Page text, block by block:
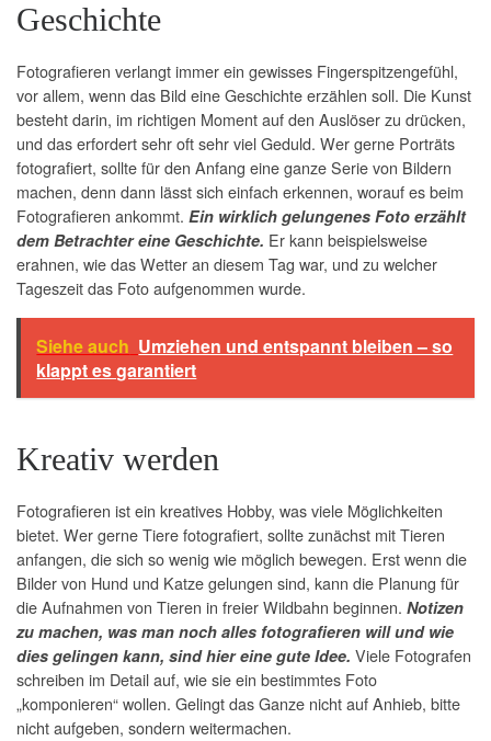
Geschichte
Fotografieren verlangt immer ein gewisses Fingerspitzengefühl,
vor allem, wenn das Bild eine Geschichte erzählen soll. Die Kunst
besteht darin, im richtigen Moment auf den Auslöser zu drücken,
und das erfordert sehr oft sehr viel Geduld. Wer gerne Porträts
fotografiert, sollte für den Anfang eine ganze Serie von Bildern
machen, denn dann lässt sich einfach erkennen, worauf es beim
Fotografieren ankommt. Ein wirklich gelungenes Foto erzählt
dem Betrachter eine Geschichte. Er kann beispielsweise
erahnen, wie das Wetter an diesem Tag war, und zu welcher
Tageszeit das Foto aufgenommen wurde.
Siehe auch Umziehen und entspannt bleiben – so
klappt es garantiert
Kreativ werden
Fotografieren ist ein kreatives Hobby, was viele Möglichkeiten
bietet. Wer gerne Tiere fotografiert, sollte zunächst mit Tieren
anfangen, die sich so wenig wie möglich bewegen. Erst wenn die
Bilder von Hund und Katze gelungen sind, kann die Planung für
die Aufnahmen von Tieren in freier Wildbahn beginnen. Notizen
zu machen, was man noch alles fotografieren will und wie
dies gelingen kann, sind hier eine gute Idee. Viele Fotografen
schreiben im Detail auf, wie sie ein bestimmtes Foto
„komponieren“ wollen. Gelingt das Ganze nicht auf Anhieb, bitte
nicht aufgeben, sondern weitermachen.